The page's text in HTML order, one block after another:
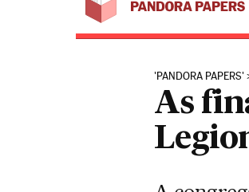
'PANDORA PAPERS'
As